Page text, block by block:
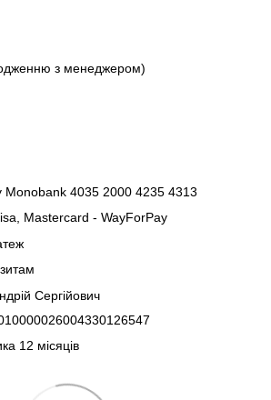
з менеджером)
Monobank 4035 2000 4235 4313
Mastercard - WayForPay
Сергійович
12 місяців